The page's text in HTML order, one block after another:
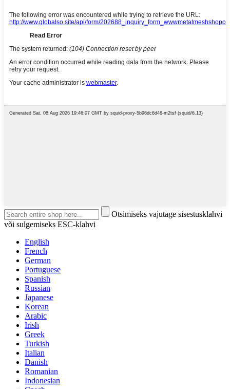
Otsimiseks vajutage sisestusklahvi
või sulgemiseks ESC-klahvi
English
French
German
Portuguese
Spanish
Russian
Japanese
Korean
Arabic
Irish
Greek
Turkish
Italian
Danish
Romanian
Indonesian